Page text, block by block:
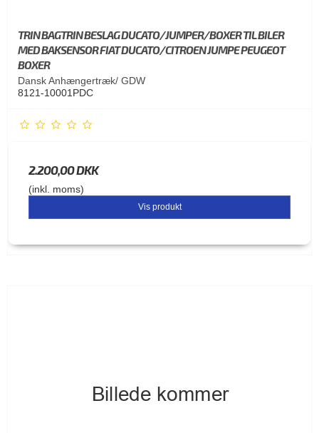
TRIN BAGTRIN BESLAG DUCATO/JUMPER/BOXER TIL BILER
MED BAKSENSOR FIAT DUCATO/CITROEN JUMPE PEUGEOT
BOXER
Dansk Anhængertræk/ GDW
8121-10001PDC
2.200,00 DKK
(inkl. moms)
Vis produkt